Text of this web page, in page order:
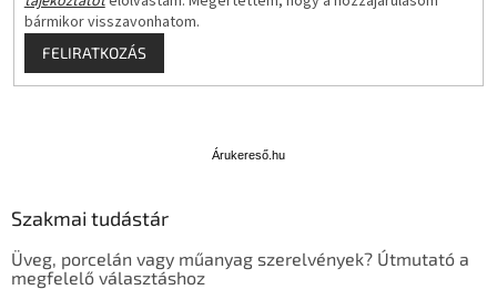
bármikor visszavonhatom.
FELIRATKOZÁS
s
ő
Árukereső.hu
Szakmai tudástár
Üveg, porcelán vagy műanyag szerelvények? Útmutató a
megfelelő választáshoz